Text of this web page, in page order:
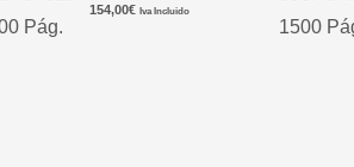
154,00€ Iva Incluido